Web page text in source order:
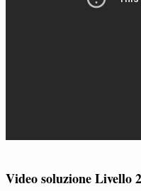
Video soluzione Livello